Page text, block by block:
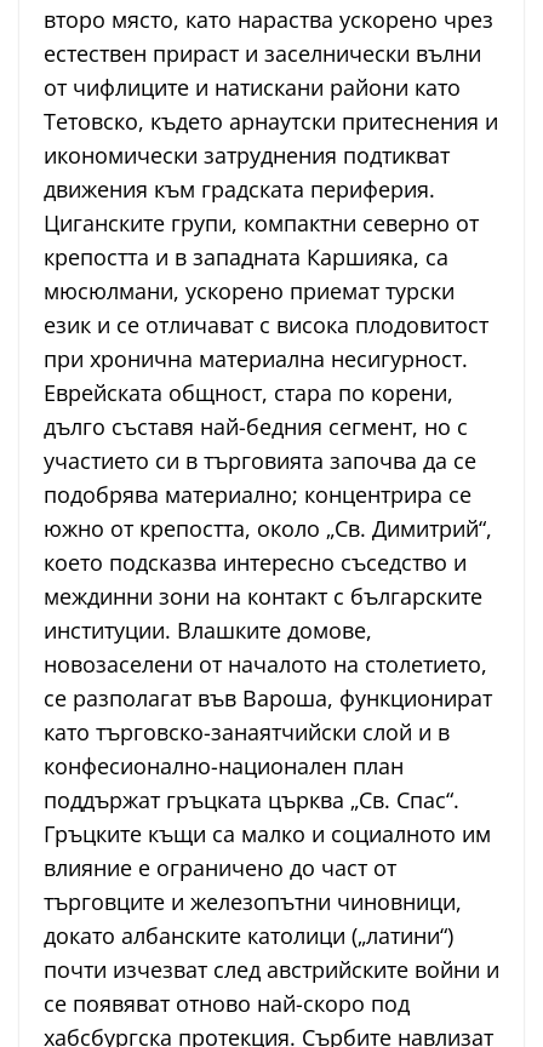
второ място, като нараства ускорено чрез
естествен прираст и заселнически вълни
от чифлиците и натискани райони като
Тетовско, където арнаутски притеснения и
икономически затруднения подтикват
движения към градската периферия.
Циганските групи, компактни северно от
крепостта и в западната Каршияка, са
мюсюлмани, ускорено приемат турски
език и се отличават с висока плодовитост
при хронична материална несигурност.
Еврейската общност, стара по корени,
дълго съставя най-бедния сегмент, но с
участието си в търговията започва да се
подобрява материално; концентрира се
южно от крепостта, около „Св. Димитрий“,
което подсказва интересно съседство и
междинни зони на контакт с българските
институции. Влашките домове,
новозаселени от началото на столетието,
се разполагат във Вароша, функционират
като търговско-занаятчийски слой и в
конфесионално-национален план
поддържат гръцката църква „Св. Спас“.
Гръцките къщи са малко и социалното им
влияние е ограничено до част от
търговците и железопътни чиновници,
докато албанските католици („латини“)
почти изчезват след австрийските войни и
се появяват отново най-скоро под
хабсбургска протекция. Сърбите навлизат